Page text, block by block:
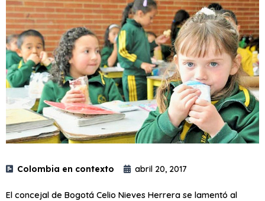
Colombia en contexto abril 20, 2017
El concejal de Bogotá Celio Nieves Herrera se lamentó al